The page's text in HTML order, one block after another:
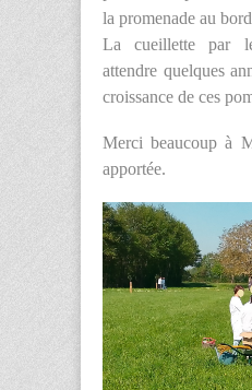
la promenade au
La cueillette par
attendre quelques
croissance de ces
Merci beaucoup à
apportée.